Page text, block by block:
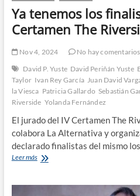
Ya tenemos los
Certamen The
Nov 4, 2024
No hay comentarios
David P. Yuste David Periñán Yuste
Taylor Ivan Rey García Juan David
la Viesca Patricia Gallardo Sebastián
Riverside Yolanda Fernández
El jurado del IV Certamen The
colabora La Alternativa y
declarado finalistas del mismo
Leer másYa